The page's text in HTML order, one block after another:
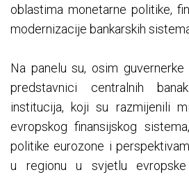
oblastima monetarne politike,
modernizacije bankarskih
Na panelu su, osim
predstavnici centralnih
institucija, koji su razmijenili
evropskog finansijskog
politike eurozone i
u regionu u svjetlu evropske